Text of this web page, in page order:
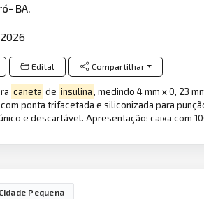
BA.
Edital Compartilhar
caneta de insulina, medindo 4 mm x 0, 23
ponta trifacetada e siliconizada para
e descartável. Apresentação: caixa com
Cidade Pequena